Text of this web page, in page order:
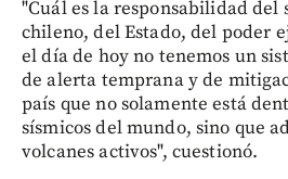
"Cuál es la responsabilidad del
chileno, del Estado, del poder
el día de hoy no tenemos un
de alerta temprana y de
país que no solamente está
sísmicos del mundo, sino que
volcanes activos", cuestionó.